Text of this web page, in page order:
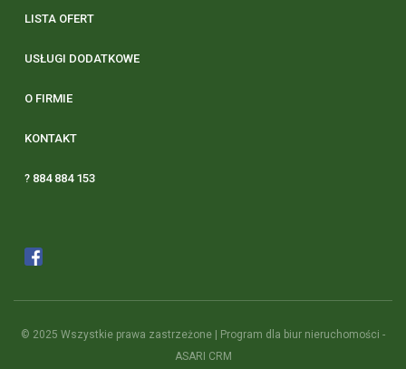
LISTA OFERT
USŁUGI DODATKOWE
O FIRMIE
KONTAKT
? 884 884 153
© 2025 Wszystkie prawa zastrzeżone | Program dla biur nieruchomości -
ASARI CRM